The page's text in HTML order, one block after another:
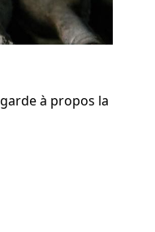
à propos la